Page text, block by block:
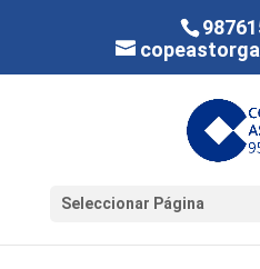
Seleccionar Página